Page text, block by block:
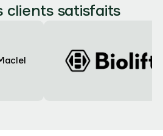
clients satisfaits